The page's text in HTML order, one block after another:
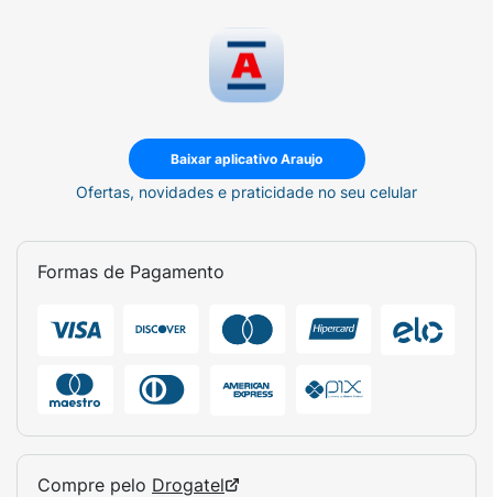
Baixar aplicativo Araujo
Ofertas, novidades e praticidade no seu celular
Formas de Pagamento
Compre pelo Drogatel